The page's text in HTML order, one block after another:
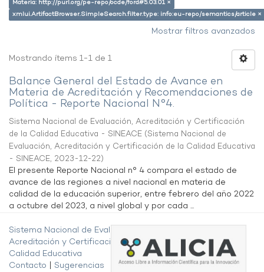
Materia: http://purl.org/pe-repo/ocde/ford#5.03.01 ×
xmlui.ArtifactBrowser.SimpleSearch.filter.type: info:eu-repo/semantics/article ×
Mostrar filtros avanzados
Mostrando ítems 1-1 de 1
Balance General del Estado de Avance en
Materia de Acreditación y Recomendaciones de
Política - Reporte Nacional N°4.
Sistema Nacional de Evaluación, Acreditación y Certificación
de la Calidad Educativa - SINEACE (Sistema Nacional de
Evaluación, Acreditación y Certificación de la Calidad Educativa
- SINEACE, 2023-12-22)
El presente Reporte Nacional n° 4 compara el estado de
avance de las regiones a nivel nacional en materia de
calidad de la educación superior, entre febrero del año 2022
a octubre del 2023, a nivel global y por cada ...
Sistema Nacional de Evaluación,
Acreditación y Certificación de la
Calidad Educativa
Contacto
Sugerencias